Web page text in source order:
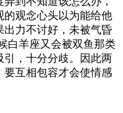
的观念心头以为能给他
出力不讨好，未被气昏
白羊座又会被双鱼那类
，十分分歧。因此两
要互相包容才会使情感